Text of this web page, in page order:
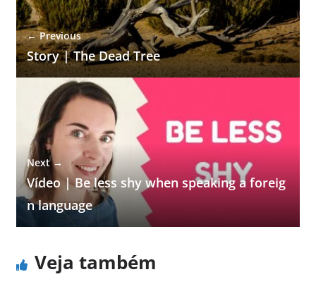
← Previous
Story | The Dead Tree
Next →
Vídeo | Be less shy when speaking a foreig
n language
Veja também